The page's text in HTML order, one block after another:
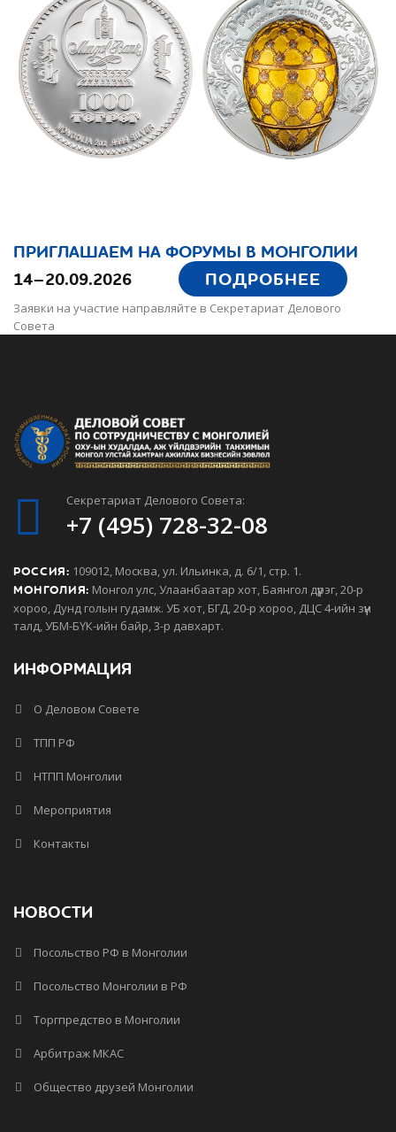
ПРИГЛАШАЕМ НА ФОРУМЫ В МОНГОЛИИ
14–20.09.2026
ПОДРОБНЕЕ
Заявки на участие направляйте в Секретариат Делового
Совета
Секретариат Делового Совета:
+7 (495) 728-32-08
РОССИЯ: 109012, Москва, ул. Ильинка, д. 6/1, стр. 1.
МОНГОЛИЯ: Монгол улс, Улаанбаатар хот, Баянгол дүүрэг, 20-р
хороо, Дунд голын гудамж. УБ хот, БГД, 20-р хороо, ДЦС 4-ийн зүүн
талд, УБМ-БҮК-ийн байр, 3-р давхарт.
ИНФОРМАЦИЯ
О Деловом Совете
ТПП РФ
НТПП Монголии
Мероприятия
Контакты
НОВОСТИ
Посольство РФ в Монголии
Посольство Монголии в РФ
Торгпредство в Монголии
Арбитраж МКАС
Общество друзей Монголии